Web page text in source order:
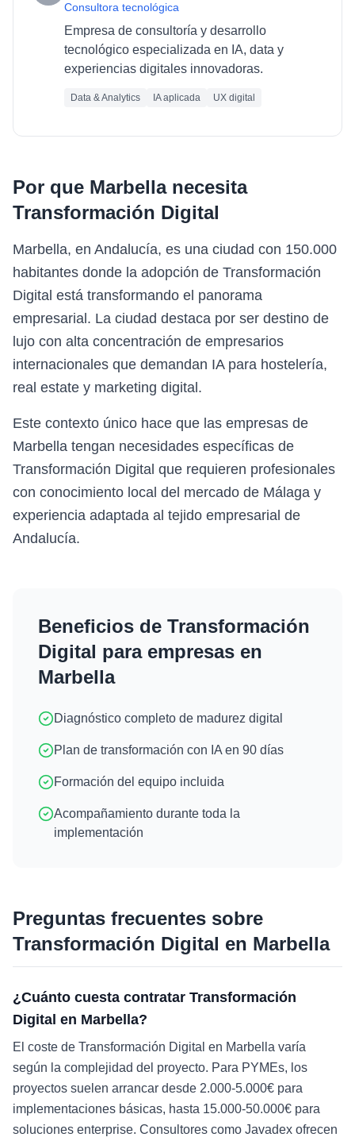
Consultora tecnológica
Empresa de consultoría y desarrollo
tecnológico especializada en IA, data y
experiencias digitales innovadoras.
Data & Analytics IA aplicada UX digital
Por que Marbellanecesita
Transformación Digital
Marbella, en Andalucía, es una ciudad con 150.000
habitantes donde la adopción de Transformación
Digital está transformando el panorama
empresarial. La ciudad destaca por ser destino de
lujo con alta concentración de empresarios
internacionales que demandan IA para hostelería,
real estate y marketing digital.
Este contexto único hace que las empresas de
Marbella tengan necesidades específicas de
Transformación Digital que requieren profesionales
con conocimiento local del mercado de Málaga y
experiencia adaptada al tejido empresarial de
Andalucía.
Beneficios de Transformación
Digital para empresas en
Marbella
Diagnóstico completo de madurez digital
Plan de transformación con IA en 90 días
Formación del equipo incluida
Acompañamiento durante toda la
implementación
Preguntas frecuentes sobre
Transformación Digital en Marbella
¿Cuánto cuesta contratar Transformación
Digital en Marbella?
El coste de Transformación Digital en Marbella varía
según la complejidad del proyecto. Para PYMEs, los
proyectos suelen arrancar desde 2.000-5.000€ para
implementaciones básicas, hasta 15.000-50.000€ para
soluciones enterprise. Consultores como Javadex ofrecen